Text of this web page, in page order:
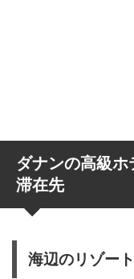
ダナンの高級
滞在先
海辺のリゾー